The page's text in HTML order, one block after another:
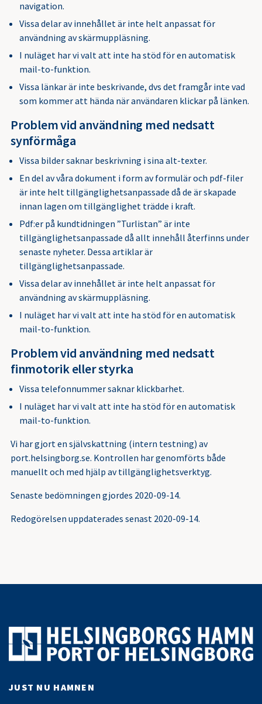
navigation.
Vissa delar av innehållet är inte helt anpassat för
användning av skärmuppläsning.
I nuläget har vi valt att inte ha stöd för en automatisk
mail-to-funktion.
Vissa länkar är inte beskrivande, dvs det framgår inte vad
som kommer att hända när användaren klickar på länken.
Problem vid användning med nedsatt
synförmåga
Vissa bilder saknar beskrivning i sina alt-texter.
En del av våra dokument i form av formulär och pdf-filer
är inte helt tillgänglighetsanpassade då de är skapade
innan lagen om tillgänglighet trädde i kraft.
Pdf:er på kundtidningen ”Turlistan” är inte
tillgänglighetsanpassade då allt innehåll återfinns under
senaste nyheter. Dessa artiklar är
tillgänglighetsanpassade.
Vissa delar av innehållet är inte helt anpassat för
användning av skärmuppläsning.
I nuläget har vi valt att inte ha stöd för en automatisk
mail-to-funktion.
Problem vid användning med nedsatt
finmotorik eller styrka
Vissa telefonnummer saknar klickbarhet.
I nuläget har vi valt att inte ha stöd för en automatisk
mail-to-funktion.
Vi har gjort en självskattning (intern testning) av
port.helsingborg.se. Kontrollen har genomförts både
manuellt och med hjälp av tillgänglighetsverktyg.
Senaste bedömningen gjordes 2020-09-14.
Redogörelsen uppdaterades senast 2020-09-14.
JUST NU HAMNEN